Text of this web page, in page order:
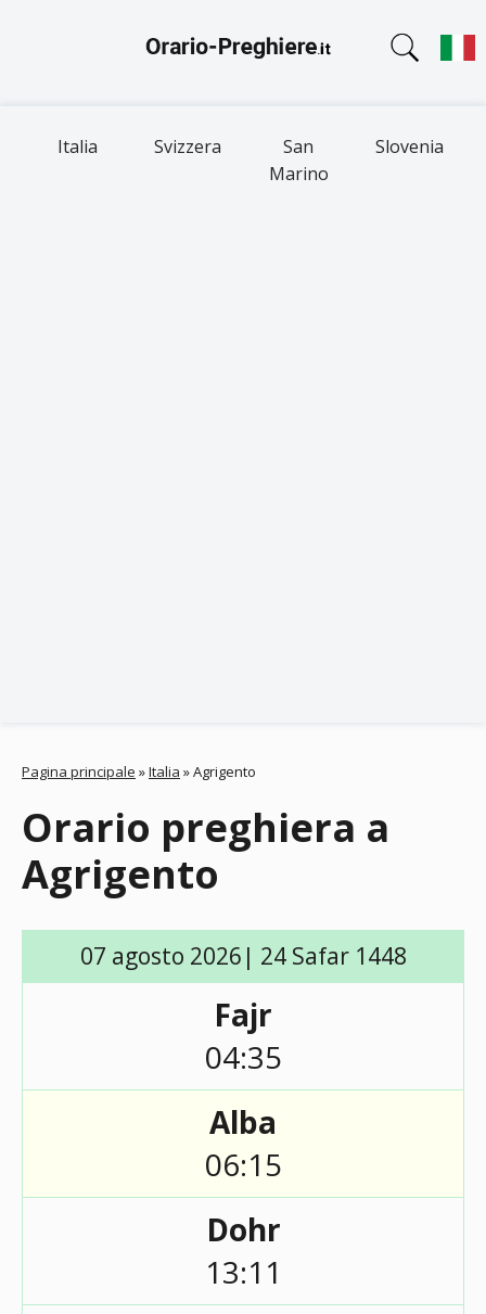
Italia Svizzera
San
Marino
Slovenia
Pagina principale »Italia »Agrigento
Orario preghiera a
Agrigento
07 agosto 2026| 24 Safar 1448
Fajr
04:35
Alba
06:15
Dohr
13:11